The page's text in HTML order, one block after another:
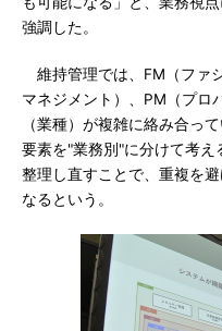
強調した。
維持管理では、FM（ファ
マネジメント）、PM（プロ
（業種）が複雑に絡み合っ
要素を"業務別"に分けて考
整理し直すことで、重複を
なるという。